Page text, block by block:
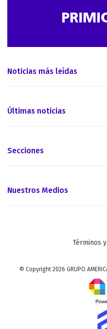
Noticias más leídas
Últimas noticias
Secciones
Nuestros Medios
Términos
© Copyright 2026 GRUPO